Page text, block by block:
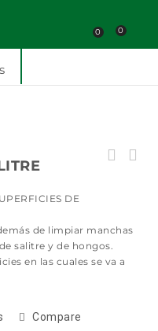
0 0
DE
de limpiar manchas
salitre y de hongos.
en las cuales se va a
Compare